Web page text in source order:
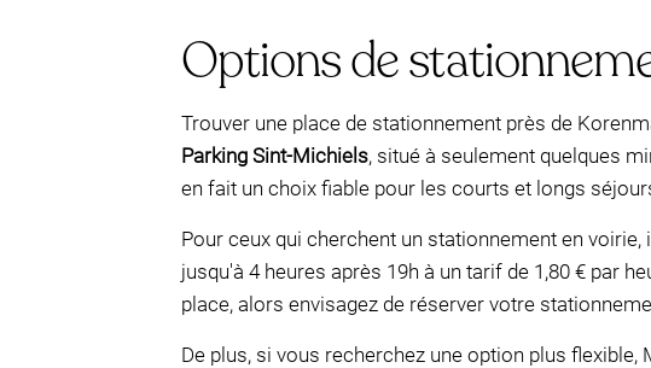
Options de
Trouver une place de stationnement près de
Parking Sint-Michiels, situé à seulement quelques
en fait un choix fiable pour les courts et longs
Pour ceux qui cherchent un stationnement en
jusqu'à 4 heures après 19h à un tarif de 1,80 € par
place, alors envisagez de réserver votre
De plus, si vous recherchez une option plus